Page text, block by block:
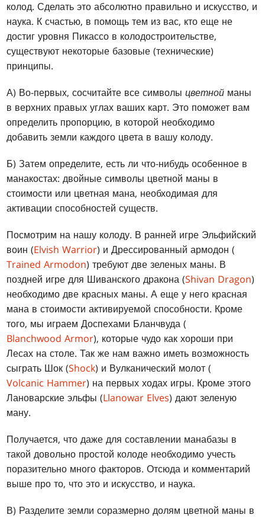
колод. Сделать это абсолютно правильно и искусство, и
наука. К счастью, в помощь тем из вас, кто еще не
достиг уровня Пикассо в колодостроительстве,
существуют некоторые базовые (технические)
принципы.
А) Во-первых, сосчитайте все символыцветной маны
в верхних правых углах ваших карт. Это поможет вам
определить пропорцию, в которой необходимо
добавить земли каждого цвета в вашу колоду.
Б) Затем определите, есть ли что-нибудь особенное в
манакостах: двойные символы цветной маны в
стоимости или цветная мана, необходимая для
активации способностей существ.
Посмотрим на нашу колоду. В ранней игре Эльфийский
воин (Elvish Warrior) и Дрессированный армодон (
Trained Armodon) требуют две зеленых маны. В
поздней игре для Шиванского дракона (Shivan Dragon)
необходимо две красных маны. А еще у него красная
мана в стоимости активируемой способности. Кроме
того, мы играем Доспехами Бланчвуда (
Blanchwood Armor), которые чудо как хороши при
Лесах на столе. Так же нам важно иметь возможность
сыграть Шок (Shock) и Вулканический молот (
Volcanic Hammer) на первых ходах игры. Кроме этого
Лановарские эльфы (Llanowar Elves) дают зеленую
ману.
Получается, что даже для составлении манабазы в
такой довольно простой колоде необходимо учесть
поразительно много факторов. Отсюда и комментарий
выше про то, что это и искусство, и наука.
В) Разделите земли соразмерно долям цветной маны в